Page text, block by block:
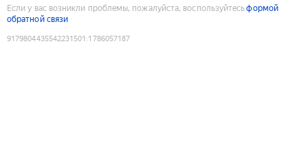
Если у вас возникли проблемы, пожалуйста, воспользуйтесьформой
обратной связи
9179804435542231501 :1786057187